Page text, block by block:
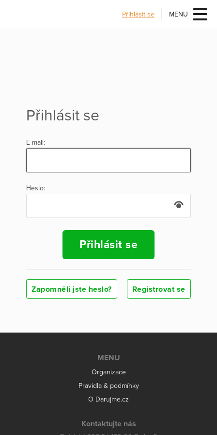
Přihlásit se MENU
Přihlásit se
E-mail:
Heslo:
Přihlásit se
Zapomněli jste heslo? Registrovat se
MENU
Organizace
Pravidla & podmínky
O Darujme.cz
Kontaktujte nás